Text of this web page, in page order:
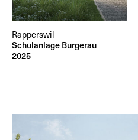
Rapperswil
Schulanlage Burgerau
2025